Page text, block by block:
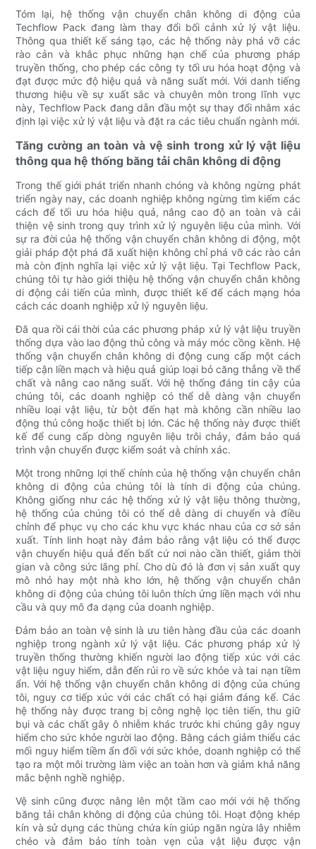
Tóm lại, hệ thống vận chuyển chân không di động của
Techflow Pack đang làm thay đổi bối cảnh xử lý vật liệu.
Thông qua thiết kế sáng tạo, các hệ thống này phá vỡ các
rào cản và khắc phục những hạn chế của phương pháp
truyền thống, cho phép các công ty tối ưu hóa hoạt động và
đạt được mức độ hiệu quả và năng suất mới. Với danh tiếng
thương hiệu về sự xuất sắc và chuyên môn trong lĩnh vực
này, Techflow Pack đang dẫn đầu một sự thay đổi nhằm xác
định lại việc xử lý vật liệu và đặt ra các tiêu chuẩn ngành mới.
Tăng cường an toàn và vệ sinh trong xử lý vật liệu
thông qua hệ thống băng tải chân không di động
Trong thế giới phát triển nhanh chóng và không ngừng phát
triển ngày nay, các doanh nghiệp không ngừng tìm kiếm các
cách để tối ưu hóa hiệu quả, nâng cao độ an toàn và cải
thiện vệ sinh trong quy trình xử lý nguyên liệu của mình. Với
sự ra đời của hệ thống vận chuyển chân không di động, một
giải pháp đột phá đã xuất hiện không chỉ phá vỡ các rào cản
mà còn định nghĩa lại việc xử lý vật liệu. Tại Techflow Pack,
chúng tôi tự hào giới thiệu hệ thống vận chuyển chân không
di động cải tiến của mình, được thiết kế để cách mạng hóa
cách các doanh nghiệp xử lý nguyên liệu.
Đã qua rồi cái thời của các phương pháp xử lý vật liệu truyền
thống dựa vào lao động thủ công và máy móc cồng kềnh. Hệ
thống vận chuyển chân không di động cung cấp một cách
tiếp cận liền mạch và hiệu quả giúp loại bỏ căng thẳng về thể
chất và nâng cao năng suất. Với hệ thống đáng tin cậy của
chúng tôi, các doanh nghiệp có thể dễ dàng vận chuyển
nhiều loại vật liệu, từ bột đến hạt mà không cần nhiều lao
động thủ công hoặc thiết bị lớn. Các hệ thống này được thiết
kế để cung cấp dòng nguyên liệu trôi chảy, đảm bảo quá
trình vận chuyển được kiểm soát và chính xác.
Một trong những lợi thế chính của hệ thống vận chuyển chân
không di động của chúng tôi là tính di động của chúng.
Không giống như các hệ thống xử lý vật liệu thông thường,
hệ thống của chúng tôi có thể dễ dàng di chuyển và điều
chỉnh để phục vụ cho các khu vực khác nhau của cơ sở sản
xuất. Tính linh hoạt này đảm bảo rằng vật liệu có thể được
vận chuyển hiệu quả đến bất cứ nơi nào cần thiết, giảm thời
gian và công sức lãng phí. Cho dù đó là đơn vị sản xuất quy
mô nhỏ hay một nhà kho lớn, hệ thống vận chuyển chân
không di động của chúng tôi luôn thích ứng liền mạch với nhu
cầu và quy mô đa dạng của doanh nghiệp.
Đảm bảo an toàn vệ sinh là ưu tiên hàng đầu của các doanh
nghiệp trong ngành xử lý vật liệu. Các phương pháp xử lý
truyền thống thường khiến người lao động tiếp xúc với các
vật liệu nguy hiểm, dẫn đến rủi ro về sức khỏe và tai nạn tiềm
ẩn. Với hệ thống vận chuyển chân không di động của chúng
tôi, nguy cơ tiếp xúc với các chất có hại giảm đáng kể. Các
hệ thống này được trang bị công nghệ lọc tiên tiến, thu giữ
bụi và các chất gây ô nhiễm khác trước khi chúng gây nguy
hiểm cho sức khỏe người lao động. Bằng cách giảm thiểu các
mối nguy hiểm tiềm ẩn đối với sức khỏe, doanh nghiệp có thể
tạo ra một môi trường làm việc an toàn hơn và giảm khả năng
mắc bệnh nghề nghiệp.
Vệ sinh cũng được nâng lên một tầm cao mới với hệ thống
băng tải chân không di động của chúng tôi. Hoạt động khép
kín và sử dụng các thùng chứa kín giúp ngăn ngừa lây nhiễm
chéo và đảm bảo tính toàn vẹn của vật liệu được vận